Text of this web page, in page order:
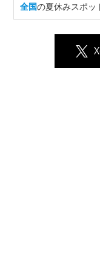
全国の夏休みスポッ